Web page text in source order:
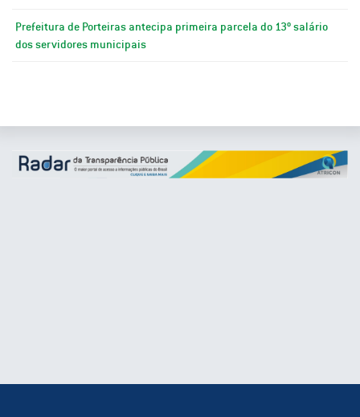
Prefeitura de Porteiras antecipa primeira parcela do 13º salário
dos servidores municipais